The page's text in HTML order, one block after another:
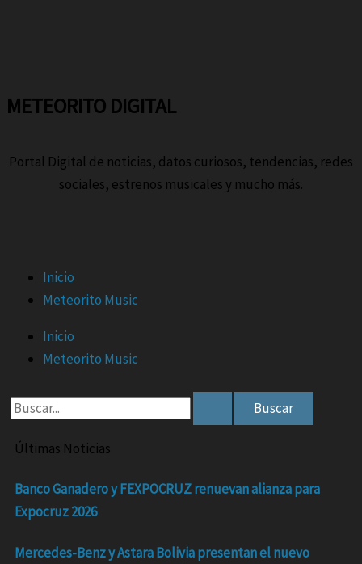
a
c
o
o
k
-
f
n
s
t
g
r
a
m
i
k
t
-
t
w
r
u
t
METEORITO DIGITAL
Portal Digital de noticias, datos curiosos, tendencias, redes
sociales, estrenos musicales y mucho más.
Inicio
Meteorito Music
Inicio
Meteorito Music
Buscar
por:
Últimas Noticias
Banco Ganadero y FEXPOCRUZ renuevan alianza para
Expocruz 2026
Mercedes-Benz y Astara Bolivia presentan el nuevo